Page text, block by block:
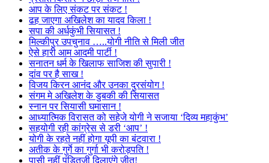
आप के लिए संकट पर संकट !
ढह जाएगा अखिलेश का यादव किला !
सपा की अर्धकुंभी सियासत !
मिल्कीपुर उपचुनाव …..योगी नीति से मिली जीत
ऐसे हारी आम आदमी पार्टी !
सनातन धर्म के खिलाफ साजिश की सुपारी !
दांव पर है साख !
विजय किरन आनंद और उनका दुरसंयोग !
संगम मे अखिलेश के डुबकी की सियासत
स्नान पर सियासी घमासान !
आध्यात्मिक विरासत को सहेजे योगी ने सजाया ‘दिव्य महाकुंभ’
सहयोगी रही कांग्रेस से डरी ‘आप’ !
योगी के रहते नहीं होगा यूपी का बंटवारा !
अतीक के गुर्गे का गुर्गा भी करोड़पति !
पासी नहीं पंडितजी दिलाएंगे जीत!